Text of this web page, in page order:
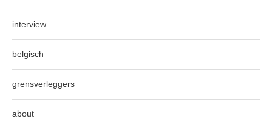
interview
belgisch
grensverleggers
about